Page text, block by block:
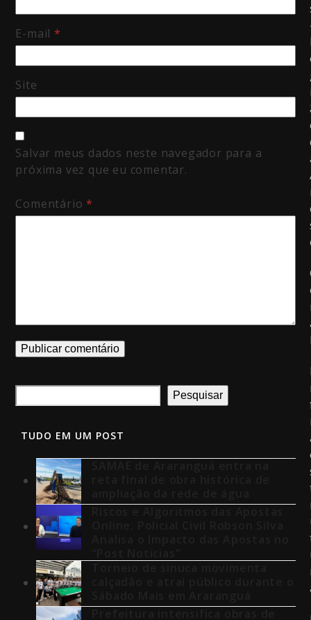
E-mail*
Site
Salvar meus dados neste navegador para a
próxima vez que eu comentar.
Comentário*
Pesquisar
TUDO EM UM POST